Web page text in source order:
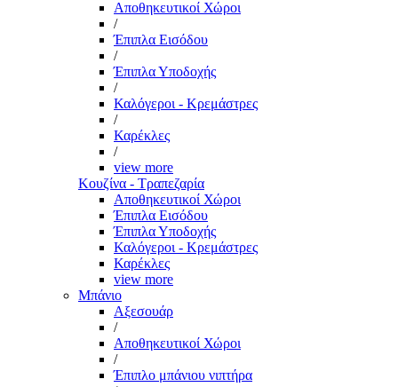
Αποθηκευτικοί Χώροι
/
Έπιπλα Εισόδου
/
Έπιπλα Υποδοχής
/
Καλόγεροι - Κρεμάστρες
/
Καρέκλες
/
view more
Κουζίνα - Τραπεζαρία
Αποθηκευτικοί Χώροι
Έπιπλα Εισόδου
Έπιπλα Υποδοχής
Καλόγεροι - Κρεμάστρες
Καρέκλες
view more
Μπάνιο
Αξεσουάρ
/
Αποθηκευτικοί Χώροι
/
Έπιπλο μπάνιου νιπτήρα